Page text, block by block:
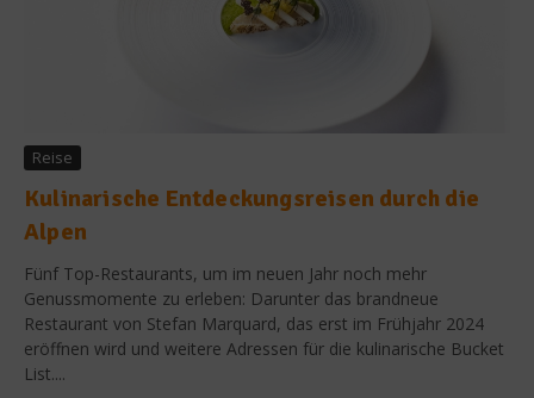
Reise
Kulinarische Entdeckungsreisen durch die
Alpen
Fünf Top-Restaurants, um im neuen Jahr noch mehr
Genussmomente zu erleben: Darunter das brandneue
Restaurant von Stefan Marquard, das erst im Frühjahr 2024
eröffnen wird und weitere Adressen für die kulinarische Bucket
List....